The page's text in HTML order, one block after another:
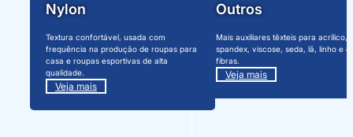
Nylon
Textura confortável, usada com
frequência na produção de roupas para
casa e roupas esportivas de alta
qualidade.
Veja mais
Outros
Mais auxiliares têxteis para acrílico,
spandex, viscose, seda, lã, linho e
fibras.
Veja mais